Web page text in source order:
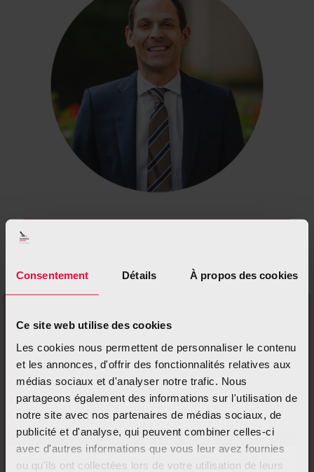
Consentement Détails À propos des cookies
Ce site web utilise des cookies
Les cookies nous permettent de personnaliser le contenu
et les annonces, d'offrir des fonctionnalités relatives aux
médias sociaux et d'analyser notre trafic. Nous
partageons également des informations sur l'utilisation de
notre site avec nos partenaires de médias sociaux, de
publicité et d'analyse, qui peuvent combiner celles-ci
avec d'autres informations que vous leur avez fournies
ou qu'ils ont collectées lors de votre utilisation de leurs